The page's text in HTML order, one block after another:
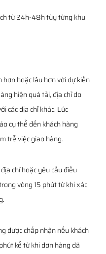
từ 24h-48h tùy từng khu
hoặc lâu hơn với dự kiến
hiện quá tải, địa chỉ do
các địa chỉ khác. Lúc
cụ thể đến khách hàng
trễ việc giao hàng.
chỉ hoặc yêu cầu điều
vòng 15 phút từ khi xác
được chấp nhận nếu khách
kể từ khi đơn hàng đã